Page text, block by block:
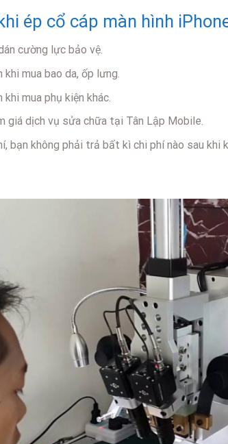
ép cổ cáp màn hình
cường lực bảo vệ.
khi mua bao da, ốp lưng.
mua phụ kiện khác.
giá dịch vụ sửa chữa tại Tân Lập Mobile.
bạn không phải trả bất kì chi phí nào sau khi